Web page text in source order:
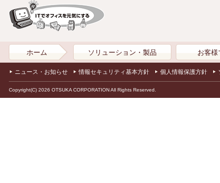
ホーム ソリューション・製品 お客様
ニュース・お知らせ 情報セキュリティ基本方針 個人情報保護方針
Copyright(C) 2026 OTSUKA CORPORATION All Rights Reserved.